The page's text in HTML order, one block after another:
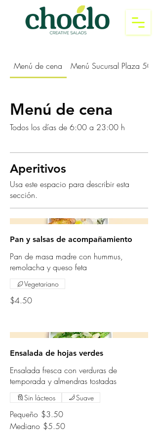
Menú de cena Menú Sucursal Plaza 505
Menú de cena
Todos los días de 6:00 a 23:00 h
Aperitivos
Usa este espacio para describir esta
sección.
Pan y salsas de acompañamiento
Pan de masa madre con hummus,
remolacha y queso feta
$4.50
Vegetariano
Ensalada de hojas verdes
Ensalada fresca con verduras de
temporada y almendras tostadas
Pequeño $3.50
Mediano $5.50
Sin lácteos Suave